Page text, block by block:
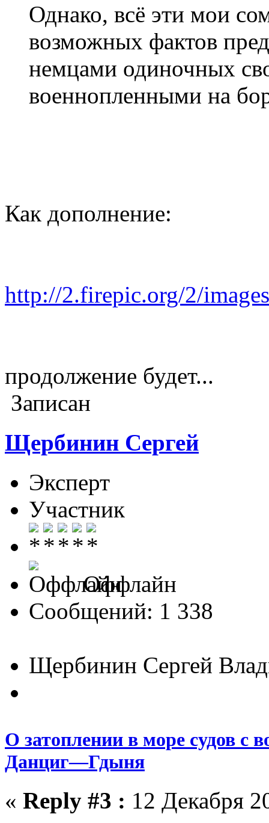
Однако, всё эти мои
возможных фактов
немцами одиночных
военнопленными на
Как дополнение:
http://2.firepic.org/2/
продолжение будет...
Записан
Щербинин Сергей
Эксперт
Участник
Оффлайн
Сообщений: 1 338
Щербинин Сергей
О затоплении в море судов с
Данциг—Гдыня
« Reply #3 : 12 Декабря